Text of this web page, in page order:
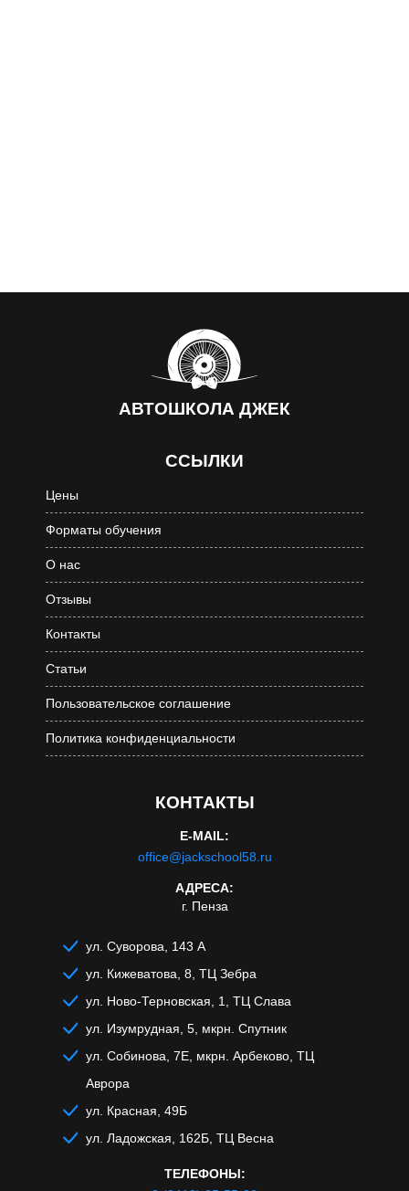
АВТОШКОЛА ДЖЕК
ССЫЛКИ
Цены
Форматы обучения
О нас
Отзывы
Контакты
Статьи
Пользовательское соглашение
Политика конфиденциальности
КОНТАКТЫ
E-MAIL:
office@jackschool58.ru
АДРЕСА:
г. Пенза
ул. Суворова, 143 А
ул. Кижеватова, 8, ТЦ Зебра
ул. Ново-Терновская, 1, ТЦ Слава
ул. Изумрудная, 5, мкрн. Спутник
ул. Собинова, 7Е, мкрн. Арбеково, ТЦ
Аврора
ул. Красная, 49Б
ул. Ладожская, 162Б, ТЦ Весна
ТЕЛЕФОНЫ: